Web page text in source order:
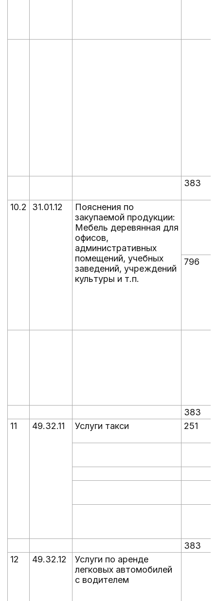
383
10.2 31.01.12
Пояснения по
закупаемой продукции:
Мебель деревянная для
офисов,
административных
помещений, учебных
заведений, учреждений
культуры и т.п.
796
383
11
49.32.11 Услуги такси 251
383
12
49.32.12
Услуги по аренде
легковых автомобилей
с водителем